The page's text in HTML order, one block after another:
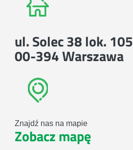
ul. Solec 38 lok. 105
00-394 Warszawa
Znajdź nas na mapie
Zobacz mapę